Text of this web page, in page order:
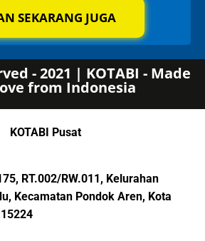
SEKARANG JUGA
- 2021 | KOTABI - Made
from Indonesia
KOTABI Pusat
RT.002/RW.011, Kelurahan
Kecamatan Pondok Aren, Kota